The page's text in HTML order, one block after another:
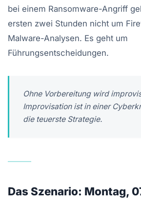
bei einem Ransomware-Angriff
ersten zwei Stunden nicht um
Malware-Analysen. Es geht um
Führungsentscheidungen.
Ohne Vorbereitung wird
Improvisation ist in einer
die teuerste Strategie.
Das Szenario: Montag,